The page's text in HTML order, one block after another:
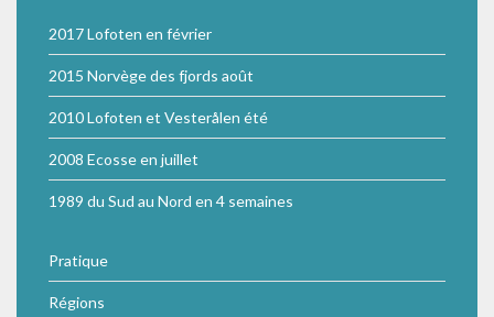
2017 Lofoten en février
2015 Norvège des fjords août
2010 Lofoten et Vesterålen été
2008 Ecosse en juillet
1989 du Sud au Nord en 4 semaines
Pratique
Régions